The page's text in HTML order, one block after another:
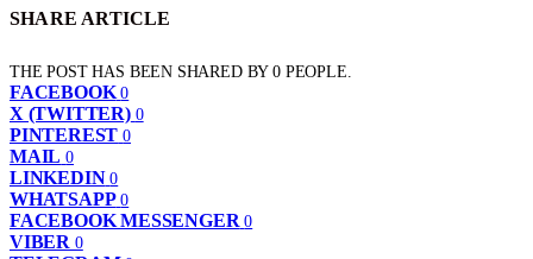
SHARE ARTICLE
THE POST HAS BEEN SHARED BY0 PEOPLE.
FACEBOOK 0
X (TWITTER) 0
PINTEREST 0
MAIL 0
LINKEDIN 0
WHATSAPP 0
FACEBOOK MESSENGER 0
VIBER 0